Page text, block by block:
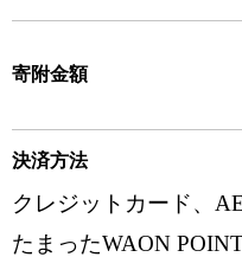
寄附金額
決済方法
クレジットカード、
たまったWAON